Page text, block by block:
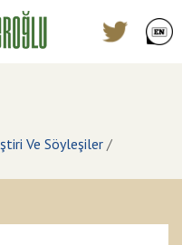
Ve Söyleşiler /